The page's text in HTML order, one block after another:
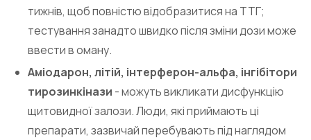
тижнів, щоб повністю відобразитися на ТТГ;
тестування занадто швидко після зміни дози може
ввести в оману.
Аміодарон, літій, інтерферон-альфа, інгібітори
тирозинкінази - можуть викликати дисфункцію
щитовидної залози. Люди, які приймають ці
препарати, зазвичай перебувають під наглядом